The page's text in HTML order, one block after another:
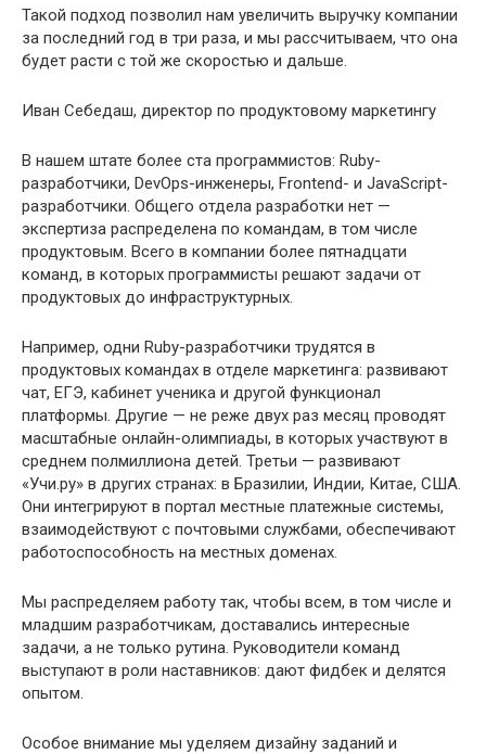
Такой подход позволил нам увеличить выручку компании
за последний год в три раза, и мы рассчитываем, что она
будет расти с той же скоростью и дальше.
Иван Себедаш, директор по продуктовому маркетингу
В нашем штате более ста программистов: Ruby-
разработчики, DevOps-инженеры, Frontend- и JavaScript-
разработчики. Общего отдела разработки нет —
экспертиза распределена по командам, в том числе
продуктовым. Всего в компании более пятнадцати
команд, в которых программисты решают задачи от
продуктовых до инфраструктурных.
Например, одни Ruby-разработчики трудятся в
продуктовых командах в отделе маркетинга: развивают
чат, ЕГЭ, кабинет ученика и другой функционал
платформы. Другие — не реже двух раз месяц проводят
масштабные онлайн-олимпиады, в которых участвуют в
среднем полмиллиона детей. Третьи — развивают
«Учи.ру» в других странах: в Бразилии, Индии, Китае, США.
Они интегрируют в портал местные платежные системы,
взаимодействуют с почтовыми службами, обеспечивают
работоспособность на местных доменах.
Мы распределяем работу так, чтобы всем, в том числе и
младшим разработчикам, доставались интересные
задачи, а не только рутина. Руководители команд
выступают в роли наставников: дают фидбек и делятся
опытом.
Особое внимание мы уделяем дизайну заданий и